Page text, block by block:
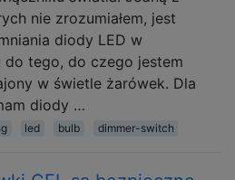
nie zrozumiałem, jest
diody LED w
do tego, do czego jestem
w świetle żarówek. Dla
diody …
led bulb dimmer-switch